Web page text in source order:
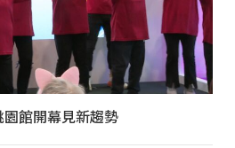
館開幕見新趨勢